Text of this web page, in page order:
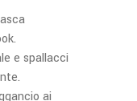
e spallacci
ai